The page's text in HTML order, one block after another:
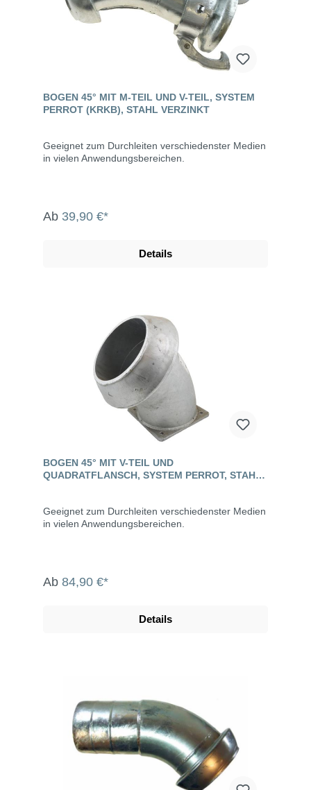
BOGEN 45° MIT M-TEIL UND V-TEIL, SYSTEM
PERROT (KRKB), STAHL VERZINKT
Geeignet zum Durchleiten verschiedenster Medien
in vielen Anwendungsbereichen.
Ab 39,90 €*
Details
BOGEN 45° MIT V-TEIL UND
QUADRATFLANSCH, SYSTEM PERROT, STAHL
Geeignet zum Durchleiten verschiedenster Medien
in vielen Anwendungsbereichen.
Ab 84,90 €*
Details